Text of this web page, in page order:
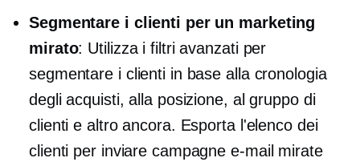
Segmentare i clienti per un marketing
mirato: Utilizza i filtri avanzati per
segmentare i clienti in base alla cronologia
degli acquisti, alla posizione, al gruppo di
clienti e altro ancora. Esporta l'elenco dei
clienti per inviare campagne e-mail mirate